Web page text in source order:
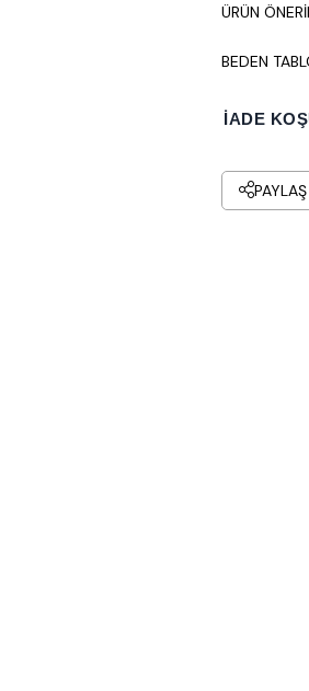
ÜRÜN
BEDEN
İADE
PAYLAŞ